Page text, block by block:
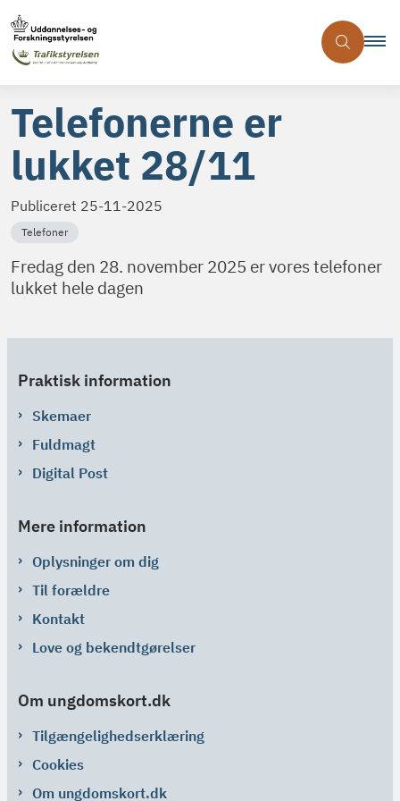
Telefonerne er
lukket 28/11
Publiceret 25-11-2025
Telefoner
Fredag den 28. november 2025 er vores telefoner
lukket hele dagen
Praktisk information
Skemaer
Fuldmagt
Digital Post
Mere information
Oplysninger om dig
Til forældre
Kontakt
Love og bekendtgørelser
Om ungdomskort.dk
Tilgængelighedserklæring
Cookies
Om ungdomskort.dk